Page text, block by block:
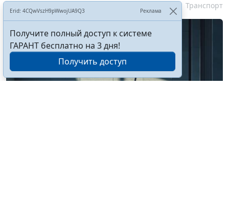
Транспорт
Erid: 4CQwVszH9pWwojUA9Q3 Реклама
Получите полный доступ к системе
ГАРАНТ бесплатно на 3 дня!
Получить доступ